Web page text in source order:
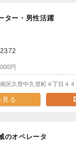
ター・男性活躍
円
区久世中久世町４丁目４４
見る
のオペレータ